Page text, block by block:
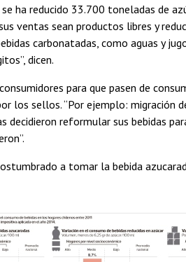
ha reducido 33.700 toneladas de
ventas sean productos libres y
carbonatadas, como aguas y
dicen.
para que pasen de
los sellos. “Por ejemplo: migración
decidieron reformular sus bebidas
a tomar la bebida